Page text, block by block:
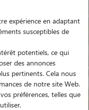
?
Sitter
expérience en adaptant
susceptibles de
potentiels, ce qui
des annonces
pertinents. Cela nous
de notre site Web.
préférences, telles que